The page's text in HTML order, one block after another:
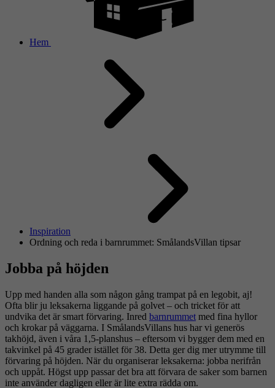
Hem
Inspiration
Ordning och reda i barnrummet: SmålandsVillan tipsar
Jobba på höjden
Upp med handen alla som någon gång trampat på en legobit, aj!
Ofta blir ju leksakerna liggande på golvet – och tricket för att
undvika det är smart förvaring. Inred barnrummet med fina hyllor
och krokar på väggarna. I SmålandsVillans hus har vi generös
takhöjd, även i våra 1,5-planshus – eftersom vi bygger dem med en
takvinkel på 45 grader istället för 38. Detta ger dig mer utrymme till
förvaring på höjden. När du organiserar leksakerna: jobba nerifrån
och uppåt. Högst upp passar det bra att förvara de saker som barnen
inte använder dagligen eller är lite extra rädda om.